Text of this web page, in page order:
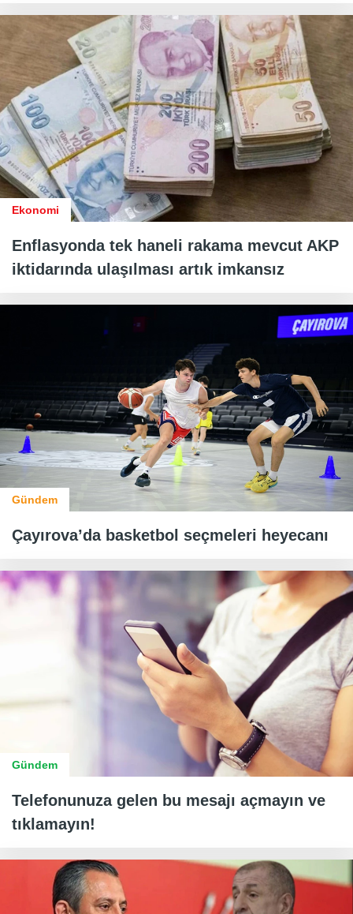
Ekonomi
Enflasyonda tek haneli rakama mevcut AKP
iktidarında ulaşılması artık imkansız
Gündem
Çayırova’da basketbol seçmeleri heyecanı
Gündem
Telefonunuza gelen bu mesajı açmayın ve
tıklamayın!